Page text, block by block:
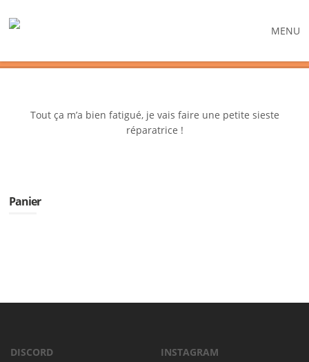
MENU
Tout ça m’a bien fatigué, je vais faire une petite sieste
réparatrice !
Panier
DISCORD INSTAGRAM